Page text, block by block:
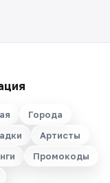
Города
Артисты
Промокоды